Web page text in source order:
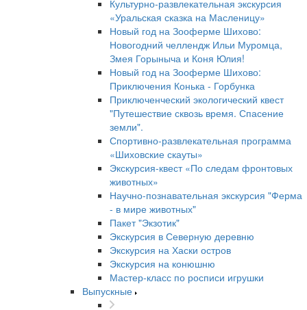
Культурно-развлекательная экскурсия
«Уральская сказка на Масленицу»
Новый год на Зооферме Шихово:
Новогодний челлендж Ильи Муромца,
Змея Горыныча и Коня Юлия!
Новый год на Зооферме Шихово:
Приключения Конька - Горбунка
Приключенческий экологический квест
"Путешествие сквозь время. Спасение
земли".
Спортивно-развлекательная программа
«Шиховские скауты»
Экскурсия-квест «По следам фронтовых
животных»
Научно-познавательная экскурсия "Ферма
- в мире животных"
Пакет "Экзотик"
Экскурсия в Северную деревню
Экскурсия на Хаски остров
Экскурсия на конюшню
Мастер-класс по росписи игрушки
Выпускные